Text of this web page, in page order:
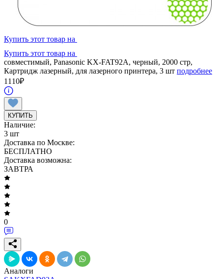
Купить этот товар на
Купить этот товар на
совместимый, Panasonic KX-FAT92A, черный, 2000 стр,
Картридж лазерный, для лазерного принтера, 3 шт подробнее
1110₽
КУПИТЬ
Наличие:
3 шт
Доставка по Москве:
БЕСПЛАТНО
Доставка возможна:
ЗАВТРА
0
Аналоги